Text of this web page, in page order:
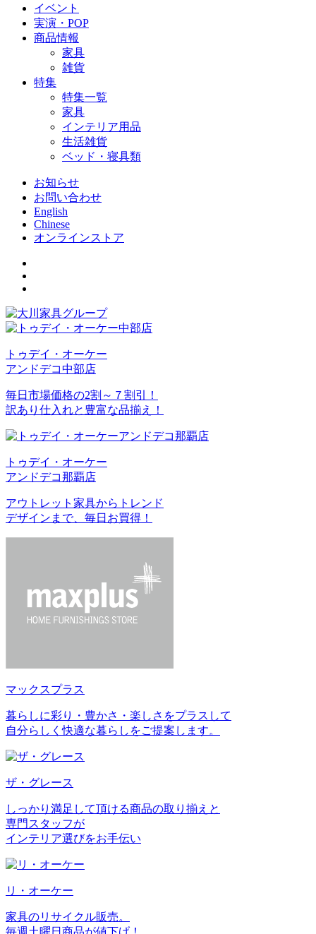
イベント
実演・POP
商品情報
家具
雑貨
特集
特集一覧
家具
インテリア用品
生活雑貨
ベッド・寝具類
お知らせ
お問い合わせ
English
Chinese
オンラインストア
トゥデイ・オーケー
アンドデコ中部店
毎日市場価格の2割～７割引！
訳あり仕入れと豊富な品揃え！
トゥデイ・オーケー
アンドデコ那覇店
アウトレット家具からトレンド
デザインまで、毎日お買得！
マックスプラス
暮らしに彩り・豊かさ・楽しさをプラスして
自分らしく快適な暮らしをご提案します。
ザ・グレース
しっかり満足して頂ける商品の取り揃えと
専門スタッフが
インテリア選びをお手伝い
リ・オーケー
家具のリサイクル販売。
毎週土曜日商品が値下げ！